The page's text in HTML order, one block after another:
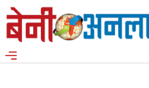
Skip
to
content